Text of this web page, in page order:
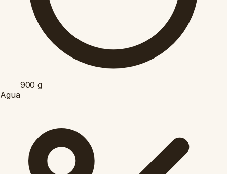
900 g
Agua